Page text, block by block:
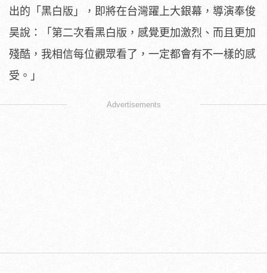
出的「黑白版」，即將在台灣躍上大銀幕，導演奉俊
昊說：「第二次看黑白版，感覺更加激烈、而且更加
殘酷，我相信每位觀眾看了，一定都會有不一樣的感
受。」
Advertisements